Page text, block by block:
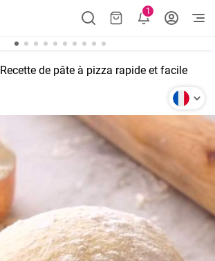
1
Recette de pâte à pizza rapide et facile